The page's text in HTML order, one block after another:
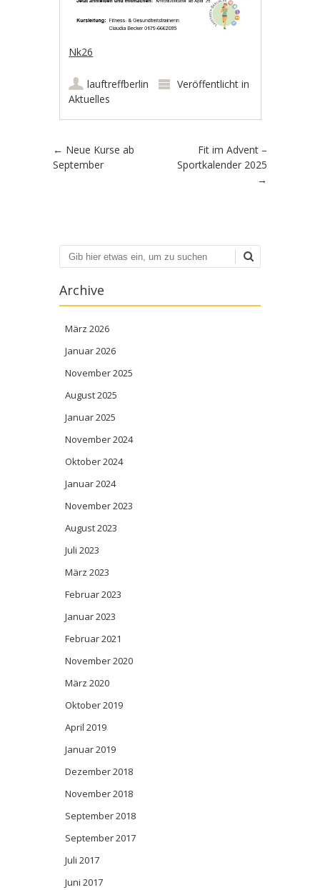
Nk26
lauftreffberlin
Veröffentlicht in
Aktuelles
Artikel-Navigation
← Neue Kurse ab
September
Fit im Advent –
Sportkalender 2025
→
Suchen
Archive
März 2026
Januar 2026
November 2025
August 2025
Januar 2025
November 2024
Oktober 2024
Januar 2024
November 2023
August 2023
Juli 2023
März 2023
Februar 2023
Januar 2023
Februar 2021
November 2020
März 2020
Oktober 2019
April 2019
Januar 2019
Dezember 2018
November 2018
September 2018
September 2017
Juli 2017
Juni 2017